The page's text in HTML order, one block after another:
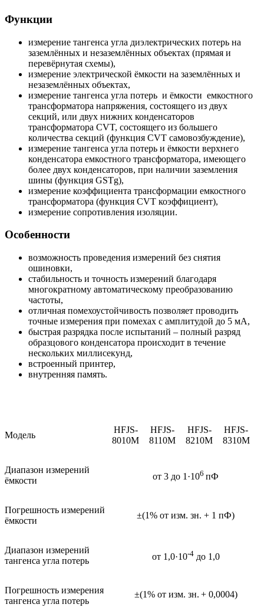
Функции
измерение тангенса угла диэлектрических потерь на
заземлённых и незаземлённых объектах (прямая и
перевёрнутая схемы),
измерение электрической ёмкости на заземлённых и
незаземлённых объектах,
измерение тангенса угла потерь и ёмкости емкостного
трансформатора напряжения, состоящего из двух
секций, или двух нижних конденсаторов
трансформатора CVT, состоящего из большего
количества секций (функция CVT самовозбуждение),
измерение тангенса угла потерь и ёмкости верхнего
конденсатора емкостного трансформатора, имеющего
более двух конденсаторов, при наличии заземления
шины (функция GSTg),
измерение коэффициента трансформации емкостного
трансформатора (функция CVT коэффициент),
измерение сопротивления изоляции.
Особенности
возможность проведения измерений без снятия
ошиновки,
стабильность и точность измерений благодаря
многократному автоматическому преобразованию
частоты,
отличная помехоустойчивость позволяет проводить
точные измерения при помехах с амплитудой до 5 мA,
быстрая разрядка после испытаний – полный разряд
образцового конденсатора происходит в течение
нескольких миллисекунд,
встроенный принтер,
внутренняя память.
Модель
HFJS-
8010M
HFJS-
8110M
HFJS-
8210M
HFJS-
8310M
Диапазон измерений
ёмкости
от 3 до 1·106 пФ
Погрешность измерений
ёмкости
±(1% от изм. зн. + 1 пФ)
Диапазон измерений
тангенса угла потерь
от 1,0·10-4до 1,0
Погрешность измерения
тангенса угла потерь
±(1% от изм. зн. + 0,0004)